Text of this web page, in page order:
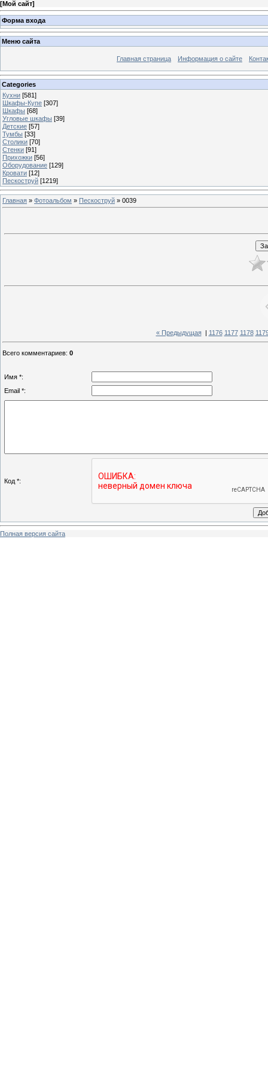
[Мой сайт]
Форма входа
Меню сайта
Главная страница Информация о сайте
Categories
Кухни [581]
Шкафы-Купе [307]
Шкафы [68]
Угловые шкафы [39]
Детские [57]
Тумбы [33]
Столики [70]
Стенки [91]
Прихожки [56]
Оборудование [129]
Кровати [12]
Пескоструй [1219]
Главная » Фотоальбом » Пескоструй » 0039
« Предыдущая| 1176 1177 1178
Всего комментариев: 0
Имя *:
Email *:
Код *:
Полная версия сайта